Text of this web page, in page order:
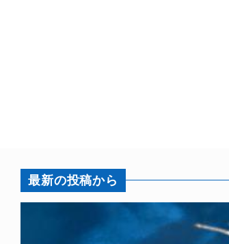
最新の投稿から